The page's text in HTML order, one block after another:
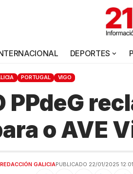
DEPORTES
PORTUGAL VIGO
PPdeG
o AVE
REDACCIÓN GALICIAPUBLICADO 22/01/2025 12:01